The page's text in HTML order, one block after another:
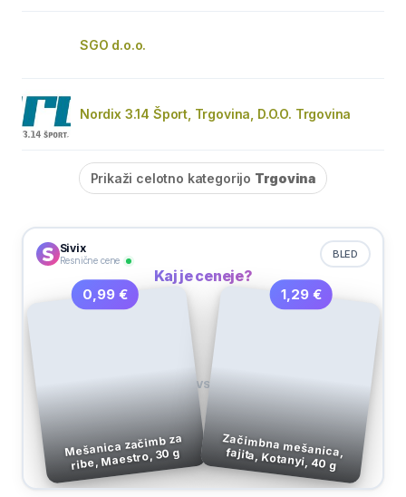
SGO d.o.o.
Nordix 3.14 Šport, Trgovina, D.O.O. Trgovina
Prikaži celotno kategorijo Trgovina
Sivix
Resnične cene
BLED
Kaj je ceneje?
0,99 €
Mešanica začimb za
ribe, Maestro, 30 g
VS
1,29 €
Začimbna mešanica, fajita, Kotanyi, 40 g